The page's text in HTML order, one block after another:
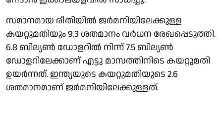
സമാനമായ രീതിയില്‍ ജര്‍മനിയിലേക്കുള്ള
കയറ്റുമതിയും 9.3 ശതമാനം വര്‍ധന രേഖപ്പെടുത്തി.
6.8 ബില്യണ്‍ ഡോളറില്‍ നിന്ന് 7.5 ബില്യണ്‍
ഡോളറിലേക്കാണ് എട്ടു മാസത്തിനിടെ കയറ്റുമതി
ഉയര്‍ന്നത്. ഇന്ത്യയുടെ കയറ്റുമതിയുടെ 2.6
ശതമാനമാണ് ജര്‍മനിയിലേക്കുള്ളത്.